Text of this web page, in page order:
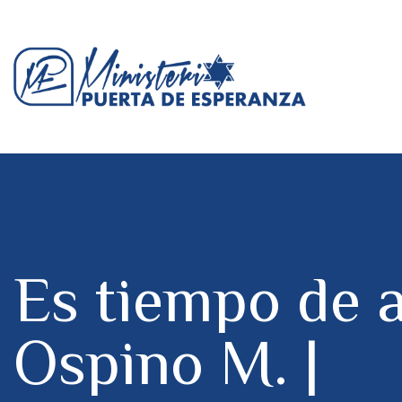
Es tiempo de
Ospino M. |